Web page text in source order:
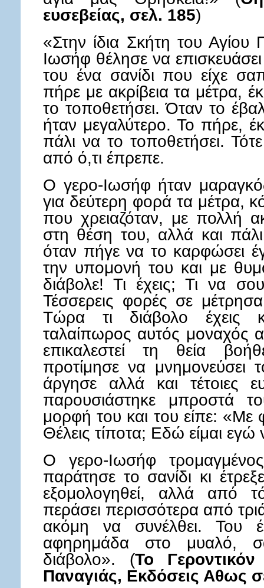
ευσεβείας, σελ. 185)
«Στην ίδια Σκήτη του
Ιωσήφ θέλησε να
του ένα σανίδι που είχε
πήρε με ακρίβεια τα μέτρα,
το τοποθετήσει. Όταν το
ήταν μεγαλύτερο. Το πήρε,
πάλι να το τοποθετήσει.
από ό,τι έπρεπε.
Ο γερο-Ιωσήφ ήταν
για δεύτερη φορά τα μέτρα,
που χρειαζόταν, με πολλή
στη θέση του, αλλά και
όταν πήγε να το καρφώσει
την υπομονή του και με
διάβολε! Τι έχεις; Τι να
Τέσσερεις φορές σε
Τώρα τι διάβολο έχεις
ταλαίπωρος αυτός μοναχός
επικαλεστεί τη θεία
προτίμησε να μνημονεύσει
άργησε αλλά και τέτοιες
παρουσιάστηκε μπροστά
μορφή του και του είπε: «Με
Θέλεις τίποτα; Εδώ είμαι
Ο γερο-Ιωσήφ
παράτησε το σανίδι κι
εξομολογηθεί, αλλά από
περάσει περισσότερα από
ακόμη να συνέλθει. Του
αφηρημάδα στο μυαλό,
διάβολο». (Το
Παναγιάς, Εκδόσεις Αθως